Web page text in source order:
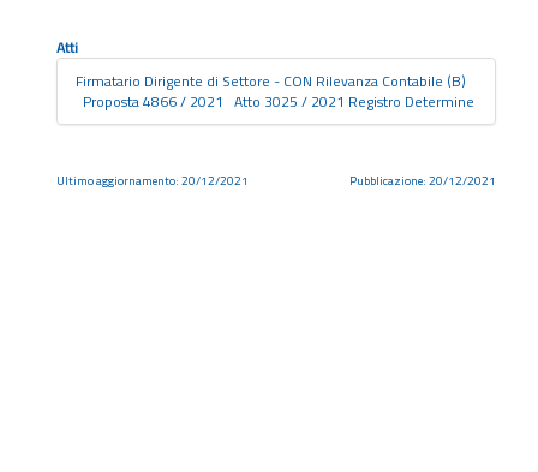
Atti
Firmatario Dirigente di Settore - CON Rilevanza Contabile (B)
Proposta 4866 / 2021 Atto 3025 / 2021 Registro Determine
Ultimo aggiornamento: 20/12/2021 Pubblicazione: 20/12/2021